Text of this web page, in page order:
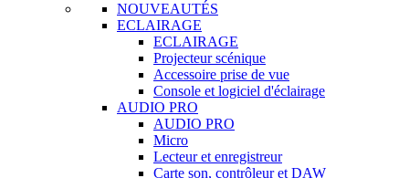
NOUVEAUTÉS
ECLAIRAGE
ECLAIRAGE
Projecteur scénique
Accessoire prise de vue
Console et logiciel d'éclairage
AUDIO PRO
AUDIO PRO
Micro
Lecteur et enregistreur
Carte son, contrôleur et DAW